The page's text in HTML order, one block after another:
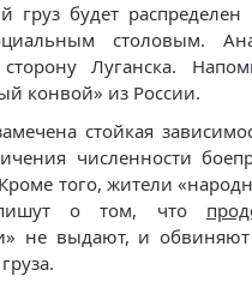
груз будет
столовым.
Луганска.
конвой» из России.
стойкая
численности
того, жители
пишут о том, что
не выдают, и
груза.